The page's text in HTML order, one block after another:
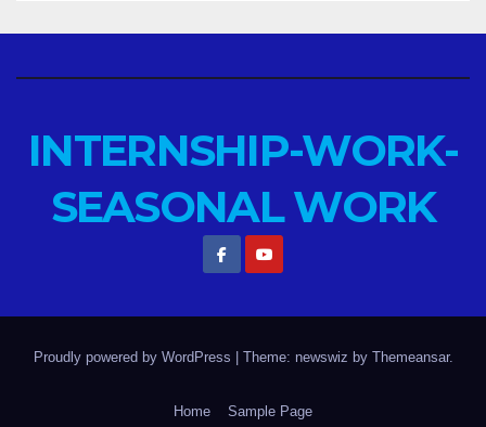
INTERNSHIP-WORK-
SEASONAL WORK
Proudly powered by WordPress Theme: newswiz by Themeansar.
Home Sample Page